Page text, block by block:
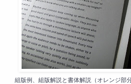
組版例、組版解説と書体解説（オレンジ部